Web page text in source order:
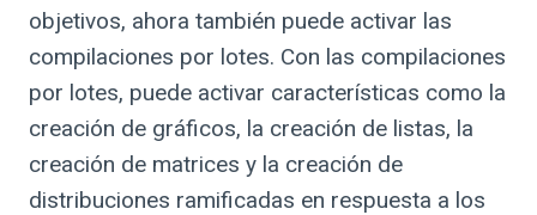
objetivos, ahora también puede activar las
compilaciones por lotes. Con las compilaciones
por lotes, puede activar características como la
creación de gráficos, la creación de listas, la
creación de matrices y la creación de
distribuciones ramificadas en respuesta a los